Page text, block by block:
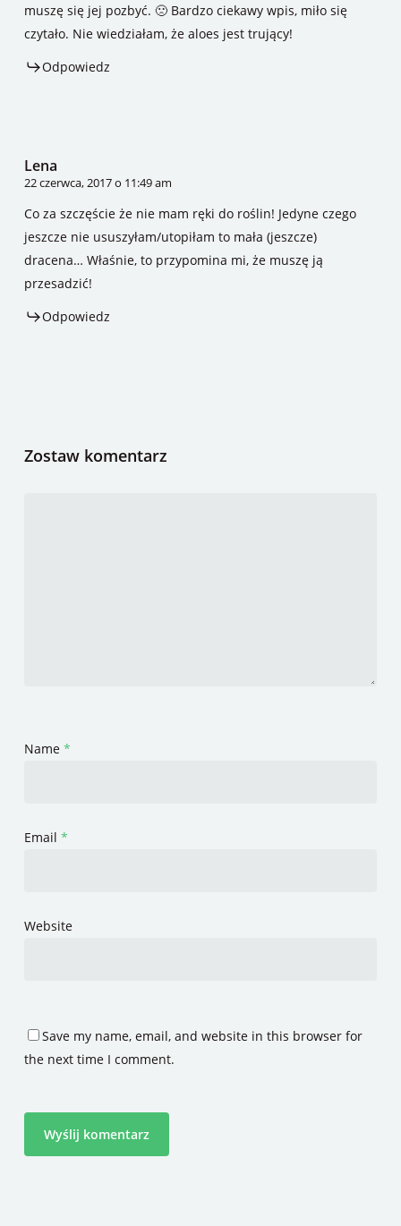
muszę się jej pozbyć. 🙁 Bardzo ciekawy wpis, miło się
czytało. Nie wiedziałam, że aloes jest trujący!
Odpowiedz
Lena
22 czerwca, 2017 o 11:49 am
Co za szczęście że nie mam ręki do roślin! Jedyne czego
jeszcze nie ususzyłam/utopiłam to mała (jeszcze)
dracena… Właśnie, to przypomina mi, że muszę ją
przesadzić!
Odpowiedz
Zostaw komentarz
Name *
Email *
Website
Save my name, email, and website in this browser for
the next time I comment.